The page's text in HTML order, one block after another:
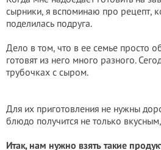
сырники, я вспоминаю про рецепт,
поделилась подруга.
Дело в том, что в ее семье просто
готовят из него много разного.
трубочках с сыром.
Для их приготовления не нужны
блюдо получится не только
Итак, нам нужно взять такие